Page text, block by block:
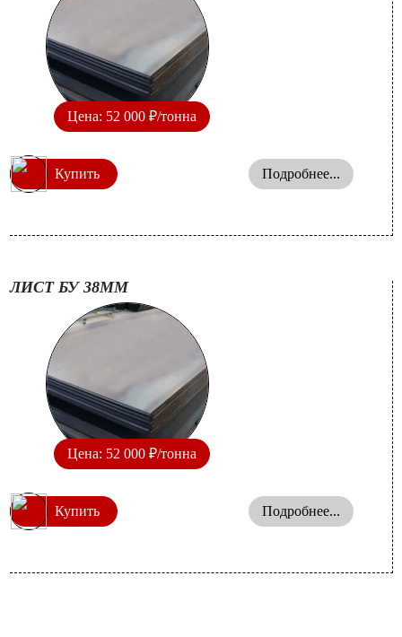
Цена: 52 000 ₽/тонна
Купить Подробнее...
ЛИСТ БУ 38ММ
Цена: 52 000 ₽/тонна
Купить Подробнее...